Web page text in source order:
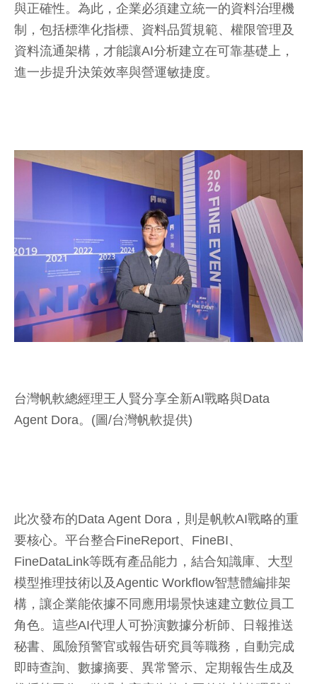
與正確性。為此，企業必須建立統一的資料治理機
制，包括標準化指標、資料品質規範、權限管理及
資料流通架構，才能讓AI分析建立在可靠基礎上，
進一步提升決策效率與營運敏捷度。
台灣帆軟總經理王人賢分享全新AI戰略與Data
Agent Dora。(圖/台灣帆軟提供)
此次發布的Data Agent Dora，則是帆軟AI戰略的重
要核心。平台整合FineReport、FineBI、
FineDataLink等既有產品能力，結合知識庫、大型
模型推理技術以及Agentic Workflow智慧體編排架
構，讓企業能依據不同應用場景快速建立數位員工
角色。這些AI代理人可扮演數據分析師、日報推送
秘書、風險預警官或報告研究員等職務，自動完成
即時查詢、數據摘要、異常警示、定期報告生成及